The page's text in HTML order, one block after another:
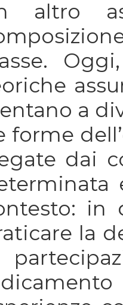
altro
a
forme
dai
in
la